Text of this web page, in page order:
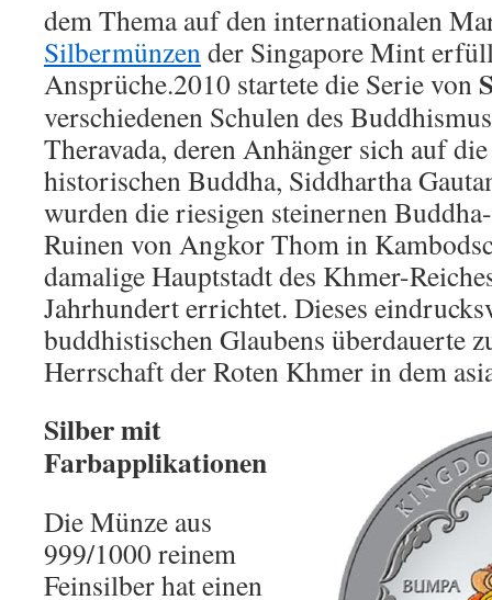
dem Thema auf den internationalen
Silbermünzender Singapore Mint
Ansprüche.2010 startete die Serie von
verschiedenen Schulen des
Theravada, deren Anhänger sich auf
historischen Buddha, Siddhartha
wurden die riesigen steinernen
Ruinen von Angkor Thom in
damalige Hauptstadt des Khmer-
Jahrhundert errichtet. Dieses
buddhistischen Glaubens überdauerte
Herrschaft der Roten Khmer in dem
Silber mit
Farbapplikationen
Die Münze aus
999/1000 reinem
Feinsilber hat einen